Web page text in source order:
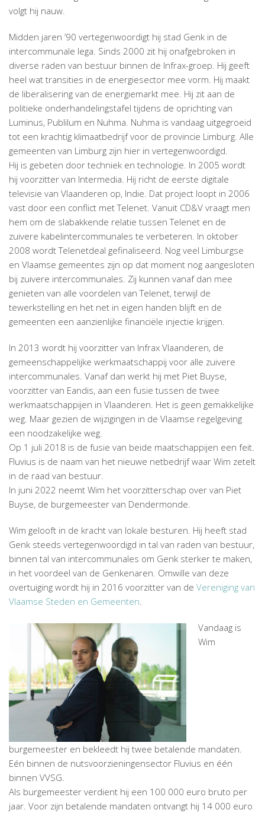
volgt hij nauw.
Midden jaren ’90 vertegenwoordigt hij stad Genk in de
intercommunale Iega. Sinds 2000 zit hij onafgebroken in
diverse raden van bestuur binnen de Infrax-groep. Hij geeft
heel wat transities in de energiesector mee vorm. Hij maakt
de liberalisering van de energiemarkt mee. Hij zit aan de
politieke onderhandelingstafel tijdens de oprichting van
Luminus, Publilum en Nuhma. Nuhma is vandaag uitgegroeid
tot een krachtig klimaatbedrijf voor de provincie Limburg. Alle
gemeenten van Limburg zijn hier in vertegenwoordigd.
Hij is gebeten door techniek en technologie. In 2005 wordt
hij voorzitter van Intermedia. Hij richt de eerste digitale
televisie van Vlaanderen op, Indie. Dat project loopt in 2006
vast door een conflict met Telenet. Vanuit CD&V vraagt men
hem om de slabakkende relatie tussen Telenet en de
zuivere kabelintercommunales te verbeteren. In oktober
2008 wordt Telenetdeal gefinaliseerd. Nog veel Limburgse
en Vlaamse gemeentes zijn op dat moment nog aangesloten
bij zuivere intercommunales. Zij kunnen vanaf dan mee
genieten van alle voordelen van Telenet, terwijl de
tewerkstelling en het net in eigen handen blijft en de
gemeenten een aanzienlijke financiële injectie krijgen.
In 2013 wordt hij voorzitter van Infrax Vlaanderen, de
gemeenschappelijke werkmaatschappij voor alle zuivere
intercommunales. Vanaf dan werkt hij met Piet Buyse,
voorzitter van Eandis, aan een fusie tussen de twee
werkmaatschappijen in Vlaanderen. Het is geen gemakkelijke
weg. Maar gezien de wijzigingen in de Vlaamse regelgeving
een noodzakelijke weg.
Op 1 juli 2018 is de fusie van beide maatschappijen een feit.
Fluvius is de naam van het nieuwe netbedrijf waar Wim zetelt
in de raad van bestuur.
In juni 2022 neemt Wim het voorzitterschap over van Piet
Buyse, de burgemeester van Dendermonde.
Wim gelooft in de kracht van lokale besturen. Hij heeft stad
Genk steeds vertegenwoordigd in tal van raden van bestuur,
binnen tal van intercommunales om Genk sterker te maken,
in het voordeel van de Genkenaren. Omwille van deze
overtuiging wordt hij in 2016 voorzitter van de Vereniging van
Vlaamse Steden en Gemeenten.
Vandaag is
Wim
burgemeester en bekleedt hij twee betalende mandaten.
Eén binnen de nutsvoorzieningensector Fluvius en één
binnen VVSG.
Als burgemeester verdient hij een 100 000 euro bruto per
jaar. Voor zijn betalende mandaten ontvangt hij 14 000 euro